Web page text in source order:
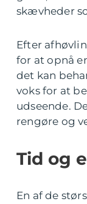
skævheder
Efter
for at opnå
det kan
voks for at
udseende.
rengøre og
Tid og
En af de